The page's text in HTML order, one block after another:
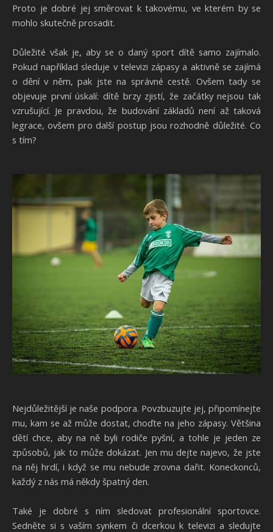
Proto je dobré jej směrovat k takovému, ve kterém by se
mohlo skutečně prosadit.
Důležité však je, aby se o daný sport dítě samo zajímalo.
Pokud například sleduje v televizi zápasy a aktivně se zajímá
o dění v něm, pak jste na správné cestě. Ovšem tady se
objevuje první úskalí: dítě brzy zjistí, že začátky nejsou tak
vzrušující. Je pravdou, že budování základů není až taková
legrace, ovšem pro další postup jsou rozhodně důležité. Co
s tím?
Nejdůležitější je naše podpora. Povzbuzujte jej, připomínejte
mu, kam se až může dostat, choďte na jeho zápasy. Většina
dětí chce, aby na ně byli rodiče pyšní, a tohle je jeden ze
způsobů, jak to může dokázat. Jen mu dejte najevo, že jste
na něj hrdí, i když se mu nebude zrovna dařit. Koneckonců,
každý z nás má někdy špatný den.
Také je dobré s ním sledovat profesionální sportovce.
Sedněte si s vaším synkem či dcerkou k televizi a sledujte